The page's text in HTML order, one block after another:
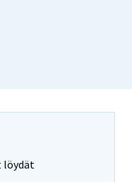
löydät